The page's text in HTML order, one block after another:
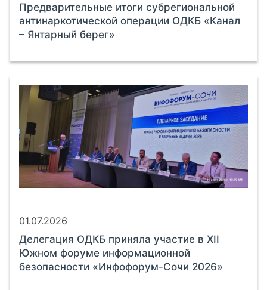
Предварительные итоги субрегиональной
антинаркотической операции ОДКБ «Канал
– Янтарный берег»
01.07.2026
Делегация ОДКБ приняла участие в XII
Южном форуме информационной
безопасности «Инфофорум-Сочи 2026»